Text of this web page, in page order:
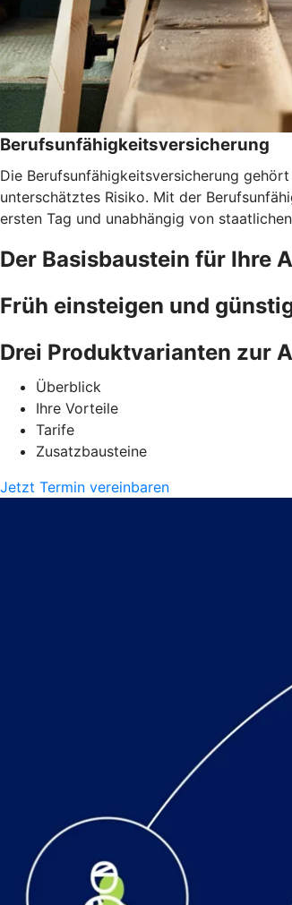
Berufsunfähigkeitsversicherung
Die Berufsunfähigkeitsversicherung
unterschätztes Risiko. Mit der
ersten Tag und unabhängig von
Der Basisbaustein für Ihre
Früh einsteigen und
Drei Produktvarianten zur
Überblick
Ihre Vorteile
Tarife
Zusatzbausteine
Jetzt Termin vereinbaren